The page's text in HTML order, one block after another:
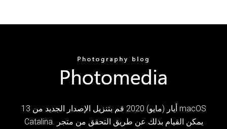
13 أيار (مايو) 2020 قم بتنزيل الإصدار الجديد من macOS
Catalina. يمكن القيام بذلك عن طريق التحقق من متجر